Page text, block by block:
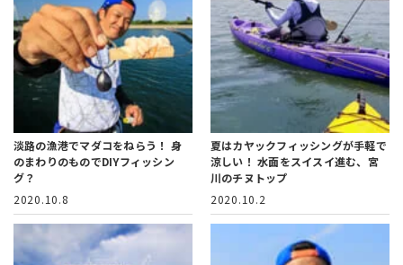
淡路の漁港でマダコをねらう！ 身
のまわりのものでDIYフィッシン
グ？
2020.10.8
夏はカヤックフィッシングが手軽で
涼しい！水面をスイスイ進む、宮
川のチヌトップ
2020.10.2